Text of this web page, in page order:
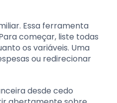
Essa ferramenta
começar, liste todas
os variáveis. Uma
ou redirecionar
desde cedo